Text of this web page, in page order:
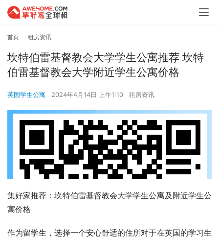
首页 租房资讯
坎特伯雷基督教会大学学生公寓推荐 坎特
伯雷基督教会大学附近学生公寓价格
英国学生公寓 2024年4月14日 上午1:10 租房资讯
集好家推荐：坎特伯雷基督教会大学学生公寓及附近学生公
寓价格
作为留学生，选择一个安心舒适的住所对于在英国的学习生